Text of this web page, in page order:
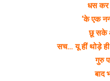
धस कर
‘के एक
छू सके
सच… यू हीं थोड़े
गुरु
बाद